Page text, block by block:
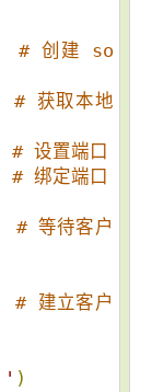
# 创建 so
# 获取本地
# 设置端口
# 绑定端口
# 等待客户
# 建立客户
' )